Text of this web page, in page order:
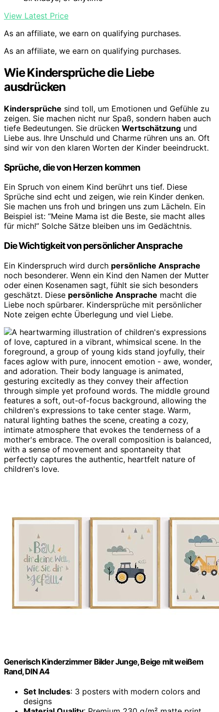
View Latest Price
As an affiliate, we earn on qualifying purchases.
As an affiliate, we earn on qualifying purchases.
Wie Kindersprüche die Liebe
ausdrücken
Kindersprüche sind toll, um Emotionen und Gefühle zu
zeigen. Sie machen nicht nur Spaß, sondern haben auch
tiefe Bedeutungen. Sie drücken Wertschätzung und
Liebe aus. Ihre Unschuld und Charme rühren uns an. Oft
sind wir von den klaren Worten der Kinder beeindruckt.
Sprüche, die von Herzen kommen
Ein Spruch von einem Kind berührt uns tief. Diese
Sprüche sind echt und zeigen, wie rein Kinder denken.
Sie machen uns froh und bringen uns zum Lächeln. Ein
Beispiel ist: “Meine Mama ist die Beste, sie macht alles
für mich!” Solche Sätze bleiben uns im Gedächtnis.
Die Wichtigkeit von persönlicher Ansprache
Ein Kinderspruch wird durch persönliche Ansprache
noch besonderer. Wenn ein Kind den Namen der Mutter
oder einen Kosenamen sagt, fühlt sie sich besonders
geschätzt. Diese persönliche Ansprache macht die
Liebe noch spürbarer. Kindersprüche mit persönlicher
Note zeigen echte Überlegung und viel Liebe.
Generisch Kinderzimmer Bilder Junge, Beige mit weißem
Rand, DIN A4
Set Includes: 3 posters with modern colors and
designs